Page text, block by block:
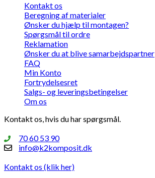
Kontakt os
Beregning af materialer
Ønsker du hjælp til montagen?
Spørgsmål til ordre
Reklamation
Ønsker du at blive samarbejdspartner
FAQ
Min Konto
Fortrydelsesret
Salgs- og leveringsbetingelser
Om os
Kontakt os, hvis du har spørgsmål.
70 60 53 90
info@k2komposit.dk
Kontakt os (klik her)